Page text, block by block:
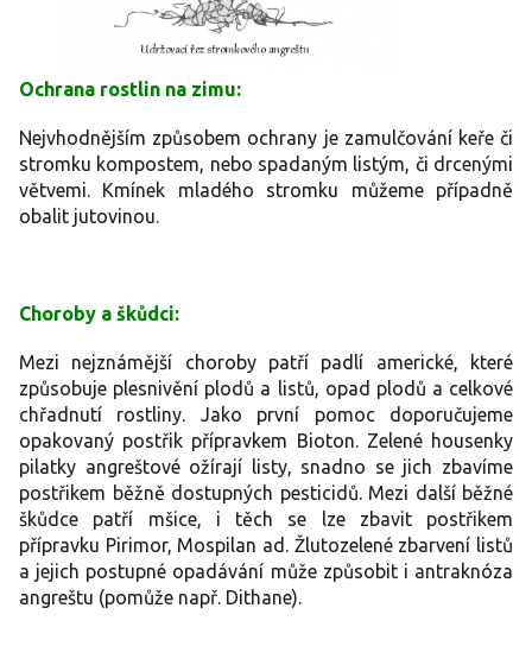
Ochrana rostlin na zimu:
Nejvhodnějším způsobem ochrany je zamulčování keře či
stromku kompostem, nebo spadaným listým, či drcenými
větvemi. Kmínek mladého stromku můžeme případně
obalit jutovinou.
Choroby a škůdci:
Mezi nejznámější choroby patří padlí americké, které
způsobuje plesnivění plodů a listů, opad plodů a celkové
chřadnutí rostliny. Jako první pomoc doporučujeme
opakovaný postřik přípravkem Bioton. Zelené housenky
pilatky angreštové ožírají listy, snadno se jich zbavíme
postřikem běžně dostupných pesticidů. Mezi další běžné
škůdce patří mšice, i těch se lze zbavit postřikem
přípravku Pirimor, Mospilan ad. Žlutozelené zbarvení listů
a jejich postupné opadávání může způsobit i antraknóza
angreštu (pomůže např. Dithane).